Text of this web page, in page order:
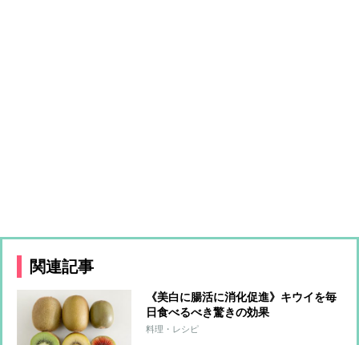
関連記事
《美白に腸活に消化促進》キウイを毎
日食べるべき驚きの効果
料理・レシピ